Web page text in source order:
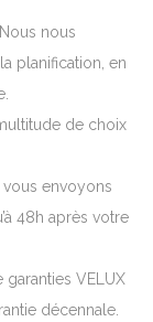
nous
planification, en
de choix
vous envoyons
48h après votre
VELUX
décennale.